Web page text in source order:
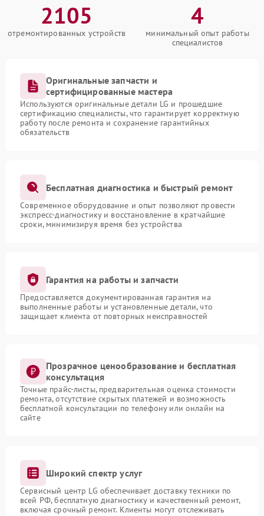
2105
отремонтированных устройств
4
минимальный опыт работы
специалистов
Оригинальные запчасти и
сертифицированные мастера
Используются оригинальные детали LG и прошедшие
сертификацию специалисты, что гарантирует корректную
работу после ремонта и сохранение гарантийных
обязательств
Бесплатная диагностика и быстрый ремонт
Современное оборудование и опыт позволяют провести
экспресс-диагностику и восстановление в кратчайшие
сроки, минимизируя время без устройства
Гарантия на работы и запчасти
Предоставляется документированная гарантия на
выполненные работы и установленные детали, что
защищает клиента от повторных неисправностей
Прозрачное ценообразование и бесплатная
консультация
Точные прайс-листы, предварительная оценка стоимости
ремонта, отсутствие скрытых платежей и возможность
бесплатной консультации по телефону или онлайн на
сайте
Широкий спектр услуг
Сервисный центр LG обеспечивает доставку техники по
всей РФ, бесплатную диагностику и качественный ремонт,
включая срочный ремонт. Клиенты могут отслеживать